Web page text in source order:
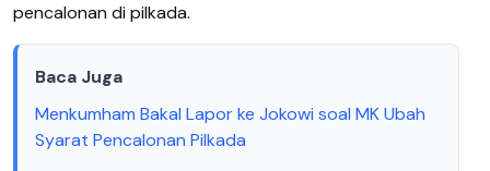
pencalonan di pilkada.
Baca Juga
Menkumham Bakal Lapor ke Jokowi soal MK Ubah
Syarat Pencalonan Pilkada